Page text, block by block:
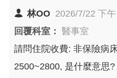
雌激素.下視丘....數據很
術好道德觀的醫師, 據我
援, 醫療好像不發達, 請
林OO 2026/7/22 下
回覆科室： 醫事室
請問住院收費: 非保險病
2500~2800, 是什麼意思